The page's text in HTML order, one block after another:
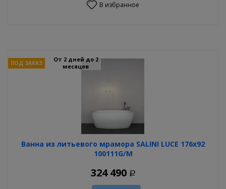
В избранное
Ванна из литьевого мрамора SALINI LUCE 176х92
100111G/M
ПОД ЗАКАЗ
От 2 дней до 2
месяцев
324 490 Р